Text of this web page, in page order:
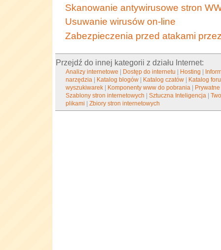
Skanowanie antywirusowe stron
Usuwanie wirusów on-line
Zabezpieczenia przed atakami
Przejdź do innej kategorii z działu Internet:
Analizy internetowe Dostęp do internetu Hosting
narzędzia
Katalog blogów Katalog czatów
Katalog
wyszukiwarek
Komponenty www do pobrania
Szablony stron internetowych |Sztuczna Inteligencja |
plikami |Zbiory stron internetowych